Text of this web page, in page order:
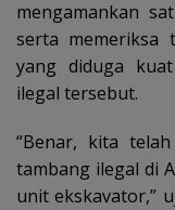
mengamankan
serta memeriksa
yang diduga
ilegal tersebut.
“Benar, kita
tambang ilegal di
unit ekskavator,”